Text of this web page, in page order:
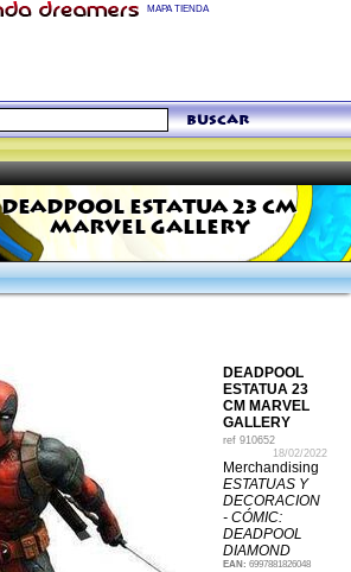
MAPA TIENDA
buscar
DEADPOOL ESTATUA 23 CM
MARVEL GALLERY
DEADPOOL
ESTATUA 23
CM MARVEL
GALLERY
ref 910652
18/02/2022
Merchandising
ESTATUAS Y
DECORACION
- CÓMIC:
DEADPOOL
DIAMOND
EAN: 6997881826048